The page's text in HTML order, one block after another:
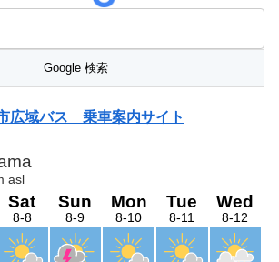
広域バス 乗車案内サイト